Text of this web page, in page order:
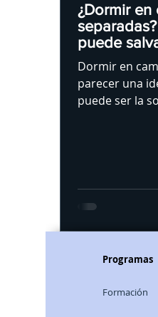
¿Dormir en
puede
mejorar tu
Dormir en
parecer una
puede ser la
Programas
Formación